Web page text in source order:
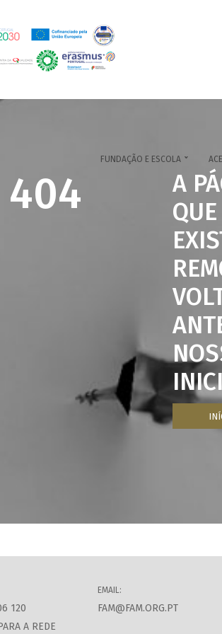
FUNDAÇÃO E ESCOLA 
404
A
120
A REDE
EMAIL:
FAM@FAM.ORG.PT